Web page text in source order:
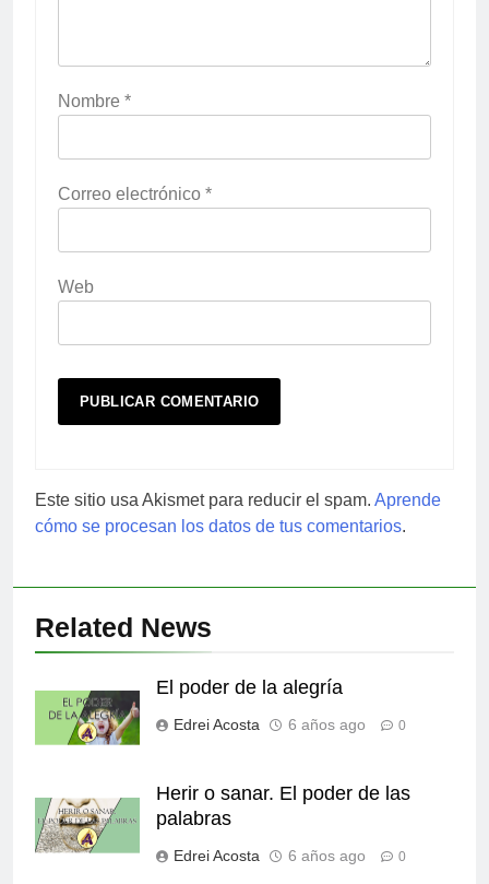
Nombre *
Correo electrónico *
Web
Este sitio usa Akismet para reducir el spam. Aprende
cómo se procesan los datos de tus comentarios.
Related News
El poder de la alegría
Edrei Acosta 6 años ago 0
Herir o sanar. El poder de las
palabras
Edrei Acosta 6 años ago 0